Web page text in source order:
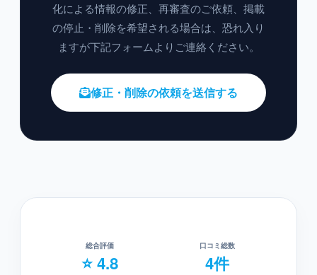
化による情報の修正、再審査のご依頼、掲載
の停止・削除を希望される場合は、恐れ入り
ますが下記フォームよりご連絡ください。
修正・削除の依頼を送信する
総合評価
⭐ 4.8
口コミ総数
4件